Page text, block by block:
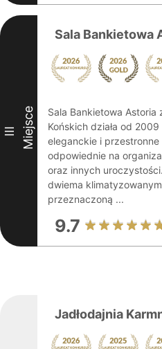
III Miejsce
Sala Bankietowa
Sala Bankietowa Astoria
Końskich działa od
eleganckie i przestronne
odpowiednie na
oraz innych
dwiema
przeznaczoną ...
9.7
Jadłodajnia